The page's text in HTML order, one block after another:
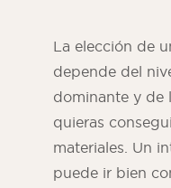
La elección de
depende del
dominante y de
quieras
materiales. Un
puede ir bien